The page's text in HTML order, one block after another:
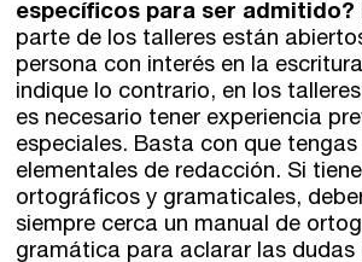
específicos para ser admitido?
parte de los talleres están
persona con interés en la
indique lo contrario, en los
es necesario tener experiencia
especiales. Basta con que
elementales de redacción. Si
ortográficos y gramaticales,
siempre cerca un manual de
gramática para aclarar las dudas